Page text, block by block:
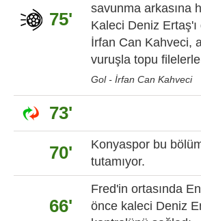
75'
savunma arkasına
Kaleci Deniz
İrfan Can Kahveci,
vuruşla topu
Gol - İrfan Can Kahveci
73'
70'
Konyaspor bu
tutamıyor.
66'
Fred'in ortasında
önce kaleci Deniz